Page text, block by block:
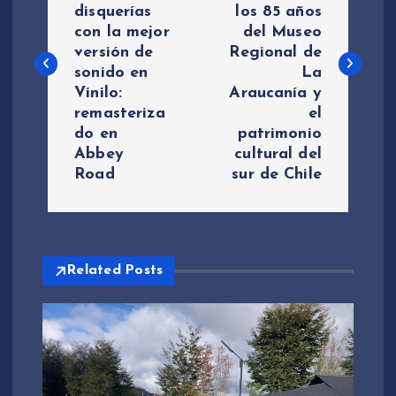
e
ó
n
d
disquerías
con la mejor
versión de
sonido en
Vinilo:
remasteriza
do en
Abbey
Road
los 85 años
del Museo
Regional de
La
Araucanía y
el
patrimonio
cultural del
sur de Chile
Related Posts